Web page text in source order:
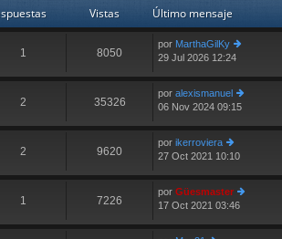
n
e
e
aj
e
Vistas Último mensaje
1 8050
por MarthaGilKy
er
m
e
n
s
29 Jul 2026 12:24
2 35326
por alexismanuel
er
m
e
n
s
06 Nov 2024 09:15
2 9620
por ikerroviera
er
o
m
e
27 Oct 2021 10:10
1 7226
por Güesmaster
er
17 Oct 2021 03:46